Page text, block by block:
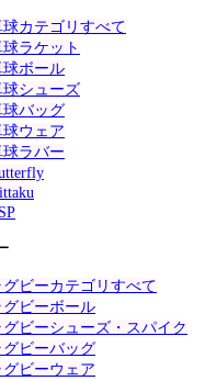
球カテゴリすべて
球ラケット
球ボール
球シューズ
球バッグ
球ウェア
球ラバー
グビーカテゴリすべて
グビーボール
グビーシューズ・スパイク
グビーバッグ
グビーウェア